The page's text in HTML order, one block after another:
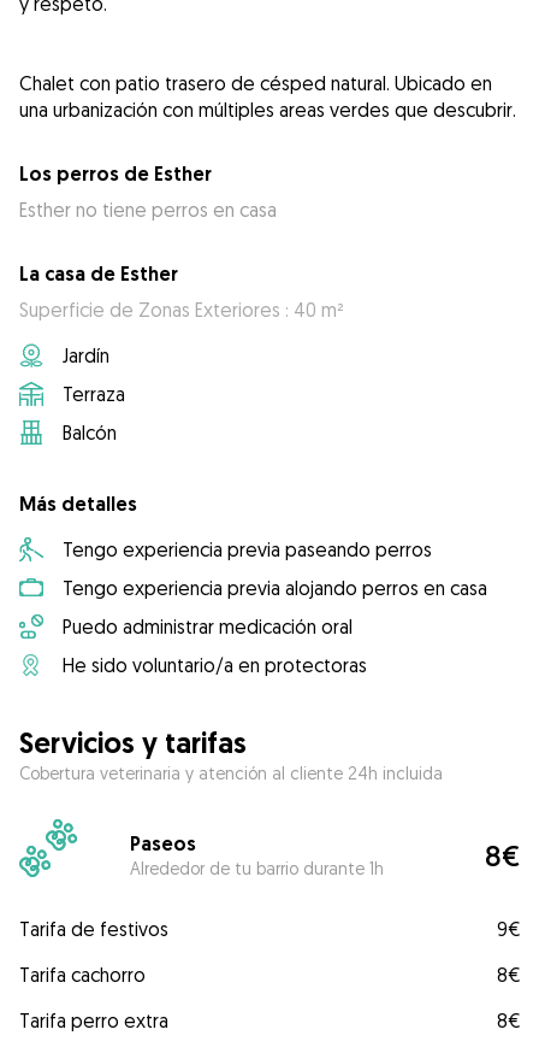
Chalet con patio trasero de césped natural. Ubicado en
una urbanización con múltiples areas verdes que descubrir.
Los perros de Esther
Esther no tiene perros en casa
La casa de Esther
Superficie de Zonas Exteriores : 40 m²
Jardín
Terraza
Balcón
Más detalles
Tengo experiencia previa paseando perros
Tengo experiencia previa alojando perros en casa
Puedo administrar medicación oral
He sido voluntario/a en protectoras
Servicios y tarifas
Cobertura veterinaria y atención al cliente 24h incluida
Paseos
Alrededor de tu barrio durante 1h 8€
Tarifa de festivos
9€
Tarifa cachorro
8€
Tarifa perro extra
8€